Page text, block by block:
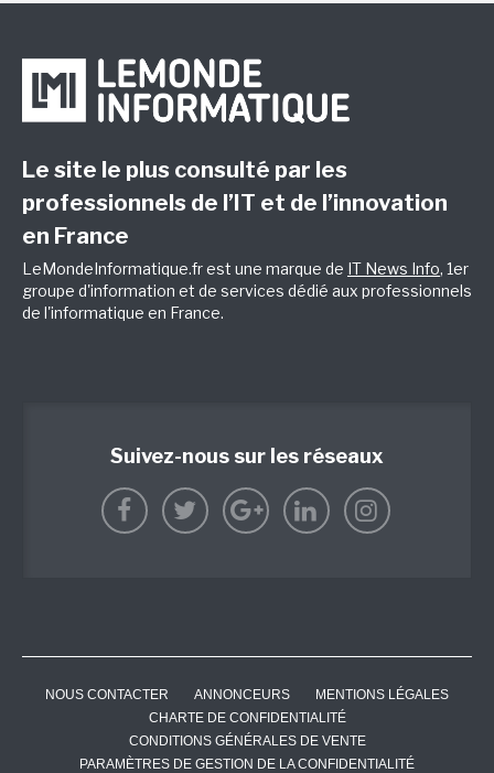
Le site le plus consulté par les
professionnels de l’IT et de l’innovation
en France
LeMondeInformatique.fr est une marque de IT News Info, 1er
groupe d'information et de services dédié aux professionnels
de l'informatique en France.
Suivez-nous sur les réseaux
NOUS CONTACTER ANNONCEURS
MENTIONS LÉGALES
CHARTE DE CONFIDENTIALITÉ
CONDITIONS GÉNÉRALES DE VENTE
PARAMÈTRES DE GESTION DE LA CONFIDENTIALITÉ